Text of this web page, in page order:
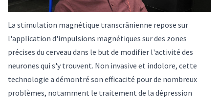
La stimulation magnétique transcrânienne repose sur
l'application d'impulsions magnétiques sur des zones
précises du cerveau dans le but de modifier l'activité des
neurones qui s'y trouvent. Non invasive et indolore, cette
technologie a démontré son efficacité pour de nombreux
problèmes, notamment le traitement de la dépression